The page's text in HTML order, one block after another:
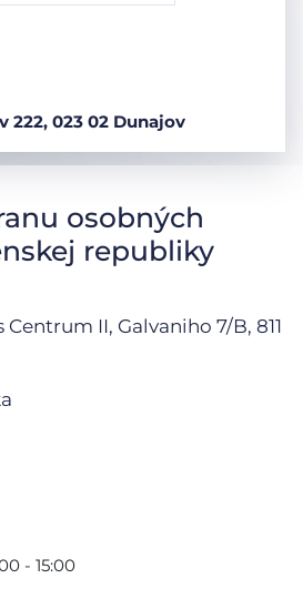
222, 023 02 Dunajov
osobných
republiky
Centrum II, Galvaniho 7/B, 811
- 15:00